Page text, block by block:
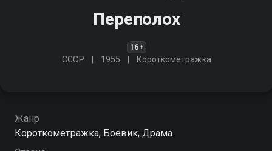
Переполох
16+
СССР 1955 Короткометражка
Жанр
Короткометражка, Боевик, Драма